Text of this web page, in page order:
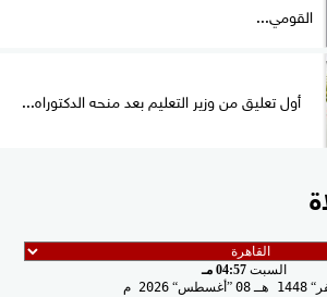
القومي...
أول تعليق من وزير التعليم بعد منحه الدكتوراه...
السبت 04:57 مـ
1448 هـ 08 أغسطس 2026 م